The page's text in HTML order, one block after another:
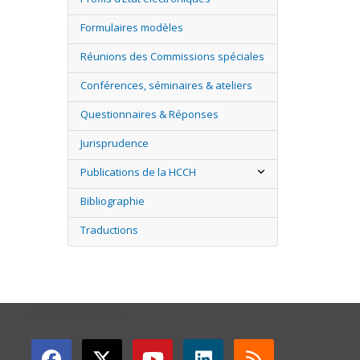
Formulaires modèles
Réunions des Commissions spéciales
Conférences, séminaires & ateliers
Questionnaires & Réponses
Jurisprudence
Publications de la HCCH
Bibliographie
Traductions